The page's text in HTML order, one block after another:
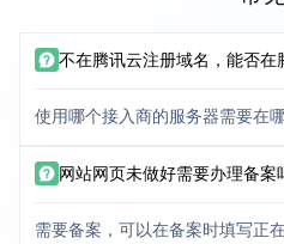
不在腾讯云注册域名，能否在
使用哪个接入商的服务器需要在
网站网页未做好需要办理备案
需要备案，可以在备案时填写正